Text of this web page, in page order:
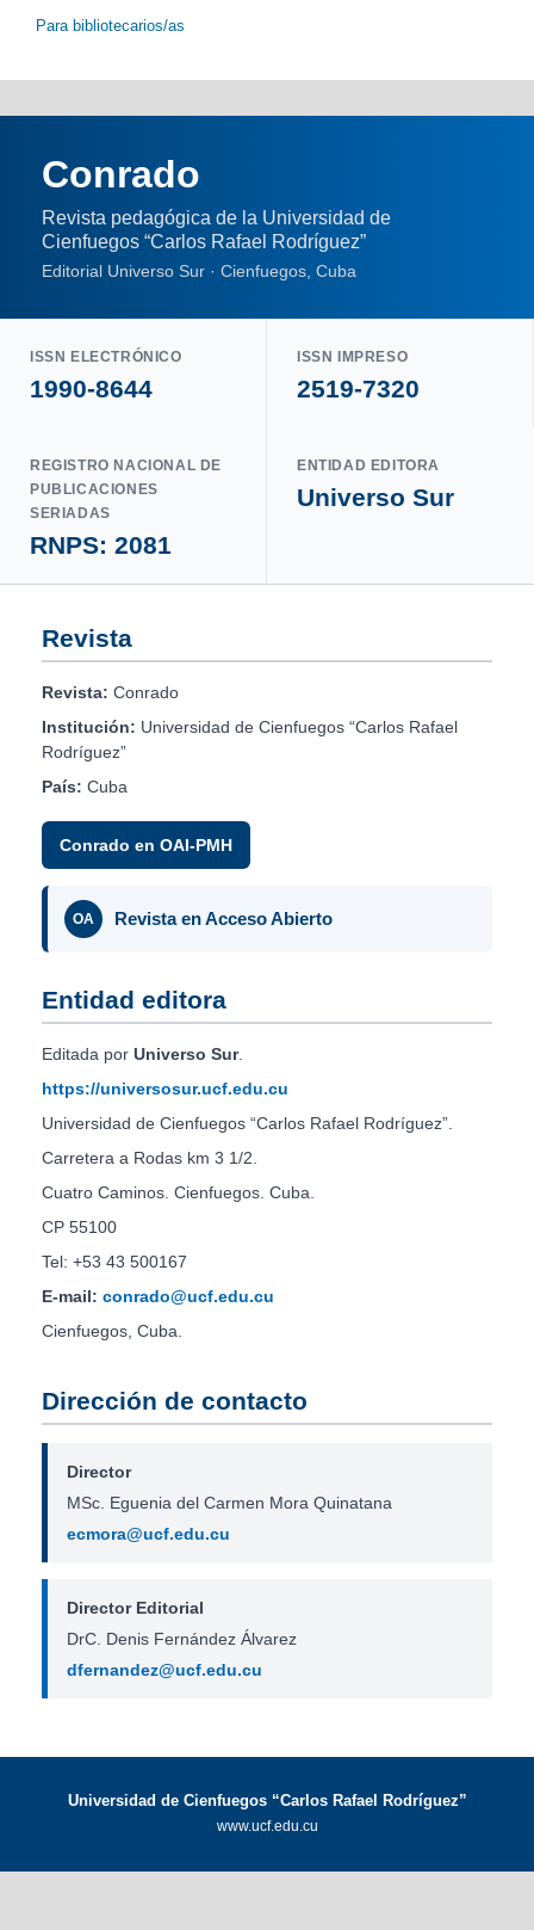
Para bibliotecarios/as
Conrado
Revista pedagógica de la Universidad de
Cienfuegos “Carlos Rafael Rodríguez”
Editorial Universo Sur · Cienfuegos, Cuba
ISSN ELECTRÓNICO
1990-8644
ISSN IMPRESO
2519-7320
REGISTRO NACIONAL DE
PUBLICACIONES
SERIADAS
RNPS: 2081
ENTIDAD EDITORA
Universo Sur
Revista
Revista: Conrado
Institución: Universidad de Cienfuegos “Carlos Rafael
Rodríguez”
País: Cuba
Conrado en OAI-PMH
OA Revista en Acceso Abierto
Entidad editora
Editada por Universo Sur.
https://universosur.ucf.edu.cu
Universidad de Cienfuegos “Carlos Rafael Rodríguez”.
Carretera a Rodas km 3 1/2.
Cuatro Caminos. Cienfuegos. Cuba.
CP 55100
Tel: +53 43 500167
E-mail: conrado@ucf.edu.cu
Cienfuegos, Cuba.
Dirección de contacto
Director
MSc. Eguenia del Carmen Mora Quinatana
ecmora@ucf.edu.cu
Director Editorial
DrC. Denis Fernández Álvarez
dfernandez@ucf.edu.cu
Universidad de Cienfuegos “Carlos Rafael Rodríguez”
www.ucf.edu.cu